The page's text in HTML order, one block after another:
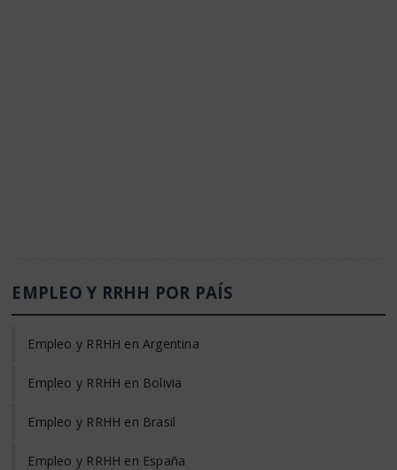
EMPLEO Y RRHH POR PAÍS
Empleo y RRHH en Argentina
Empleo y RRHH en Bolivia
Empleo y RRHH en Brasil
Empleo y RRHH en España